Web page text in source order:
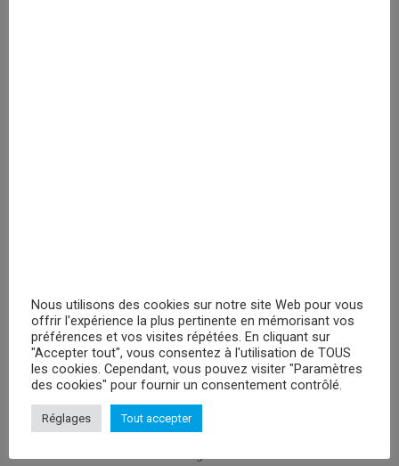
PROMOTIONS
Peluches Hello Kitty Keroppy- 30cm
Nous utilisons des cookies sur notre site Web pour vous
offrir l'expérience la plus pertinente en mémorisant vos
préférences et vos visites répétées. En cliquant sur
"Accepter tout", vous consentez à l'utilisation de TOUS
les cookies. Cependant, vous pouvez visiter "Paramètres
des cookies" pour fournir un consentement contrôlé.
Réglages Tout accepter